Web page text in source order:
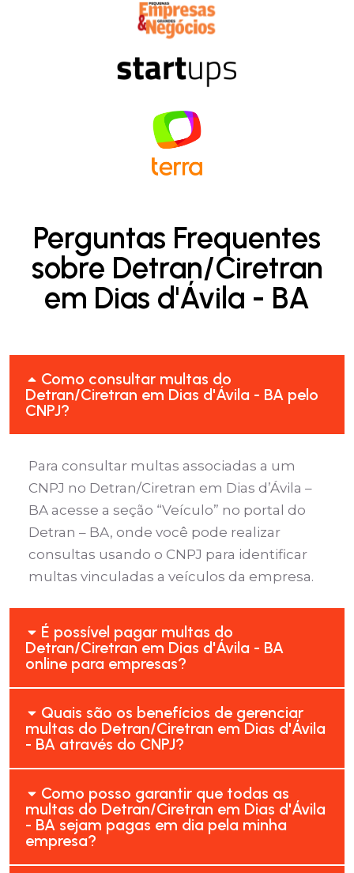
Perguntas Frequentes
sobre Detran/Ciretran
em Dias d'Ávila - BA
Como consultar multas do
Detran/Ciretran em Dias d'Ávila - BA pelo
CNPJ?
Para consultar multas associadas a um
CNPJ no Detran/Ciretran em Dias d’Ávila –
BA acesse a seção “Veículo” no portal do
Detran – BA, onde você pode realizar
consultas usando o CNPJ para identificar
multas vinculadas a veículos da empresa.
É possível pagar multas do
Detran/Ciretran em Dias d'Ávila - BA
online para empresas?
Quais são os benefícios de gerenciar
multas do Detran/Ciretran em Dias d'Ávila
- BA através do CNPJ?
Como posso garantir que todas as
multas do Detran/Ciretran em Dias d'Ávila
- BA sejam pagas em dia pela minha
empresa?